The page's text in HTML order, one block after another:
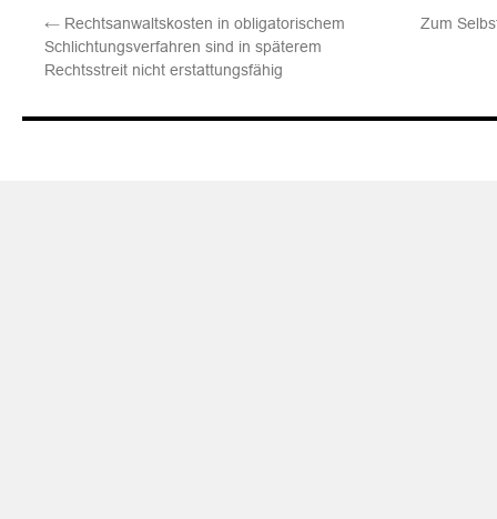
← Rechtsanwaltskosten in obligatorischem
Schlichtungsverfahren sind in späterem
Rechtsstreit nicht erstattungsfähig
Zum